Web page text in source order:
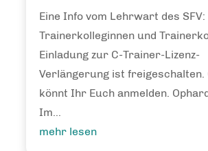
Eine Info vom Lehrwart des SFV:
Trainerkolleginnen und
Einladung zur C-Trainer-Lizenz-
Verlängerung ist freigeschalten.
könnt Ihr Euch anmelden.
Im...
mehr lesen